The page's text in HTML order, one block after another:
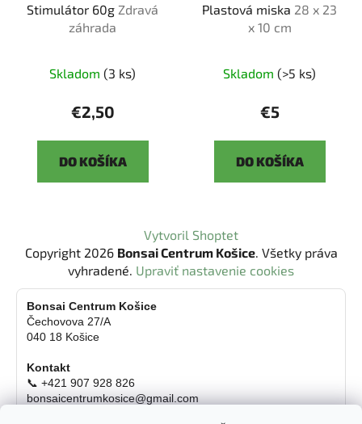
Stimulátor 60g Zdravá
záhrada
Skladom (3 ks)
€2,50
DO KOŠÍKA
Plastová miska 28 x 23
x 10 cm
Skladom (>5 ks)
€5
DO KOŠÍKA
Vytvoril Shoptet
Copyright 2026 Bonsai Centrum Košice. Všetky práva
vyhradené. Upraviť nastavenie cookies
Bonsai Centrum Košice
Čechovova 27/A
040 18 Košice
Kontakt
📞 +421 907 928 826
bonsaicentrumkosice@gmail.com